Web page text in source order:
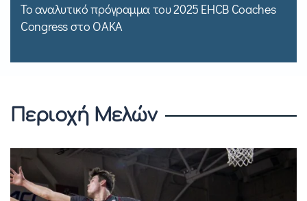
Το αναλυτικό πρόγραμμα του 2025 EHCB Coaches
Congress στο ΟΑΚΑ
Περιοχή Μελών